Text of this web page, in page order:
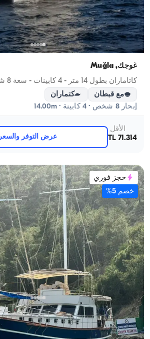
غوجك, Muğla
كاتاماران بطول 14 متر - 4 كابينات - سعة 8 شخص - في غوجك
مع قبطان
كتماران
إبحار 8 شخص · 4 كابينة · 14.00m
الأقل
71.314 TL
عرض التوفر والسعر
حجز فوري
خصم 5%
غوجك, Muğla